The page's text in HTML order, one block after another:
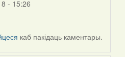
- 15:26
каб пакідаць каментары.